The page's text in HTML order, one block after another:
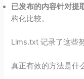
已发布的内容针对提
构化比较。
Llms.txt 记录了这些
真正有效的方法是什